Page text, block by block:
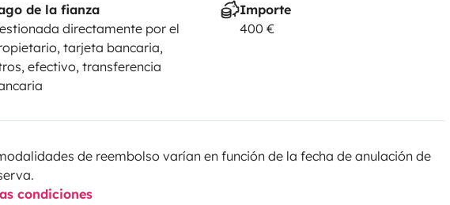
de la fianza
directamente por el
tarjeta bancaria,
efectivo, transferencia
Importe
400 €
de reembolso varían en función de la fecha de anulación de
condiciones